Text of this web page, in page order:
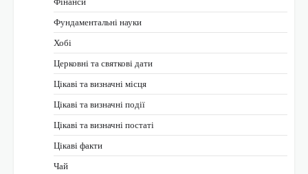
Фундаментальні науки
Хобі
Церковні та святкові дати
Цікаві та визначні місця
Цікаві та визначні події
Цікаві та визначні постаті
Цікаві факти
Чай